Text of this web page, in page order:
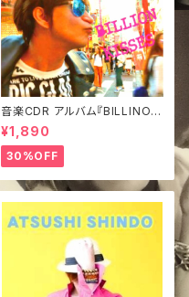
音楽CDR アルバム『BILLINO K
ISSES』TypeA
¥1,890
30%OFF